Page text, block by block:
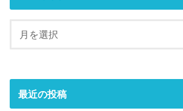
最近の投稿